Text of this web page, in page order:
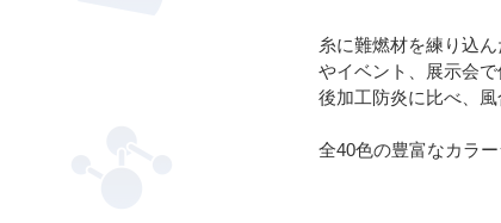
糸に難燃材を練り込
やイベント、展示会で
後加工防炎に比べ、
全40色の豊富なカラ